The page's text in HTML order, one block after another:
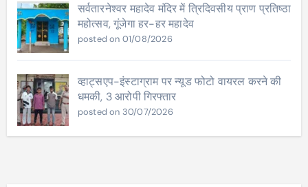
सर्वतारनेश्वर महादेव मंदिर में त्रिदिवसीय प्राण प्रतिष्ठा
महोत्सव, गूंजेगा हर-हर महादेव
posted on 01/08/2026
व्हाट्सएप-इंस्टाग्राम पर न्यूड फोटो वायरल करने की
धमकी, 3 आरोपी गिरफ्तार
posted on 30/07/2026